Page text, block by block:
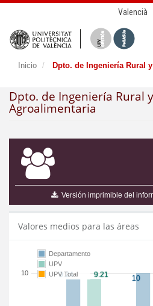
Valencià
Inicio Dpto. de Ingeniería Rural
Dpto. de Ingeniería Rural y
Agroalimentaria
Versión imprimible del
Valores medios para las áreas
10
Departamento
UPV
UPV Total